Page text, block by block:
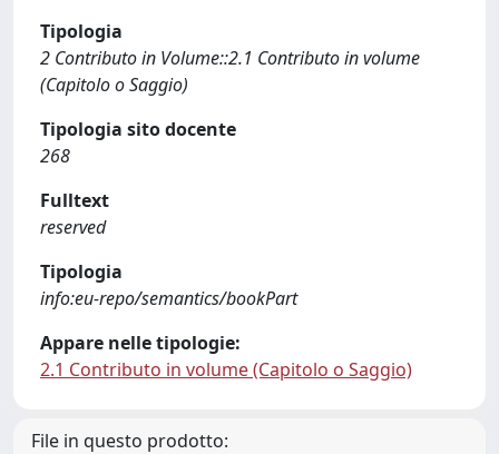
Tipologia
2 Contributo in Volume::2.1 Contributo in volume
(Capitolo o Saggio)
Tipologia sito docente
268
Fulltext
reserved
Tipologia
info:eu-repo/semantics/bookPart
Appare nelle tipologie:
2.1 Contributo in volume (Capitolo o Saggio)
File in questo prodotto: